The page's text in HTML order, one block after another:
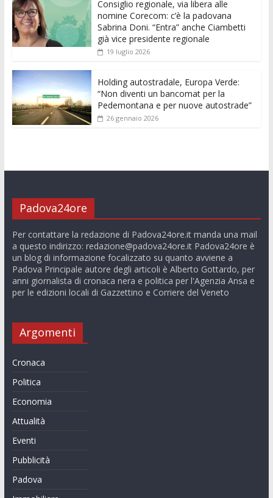
k p er
Consiglio regionale, via libera alle
nomine Corecom: c’è la padovana
Sabrina Doni. “Entra” anche Ciambetti
già vice presidente regionale
19 luglio 2026
Holding autostradale, Europa Verde:
“Non diventi un bancomat per la
Pedemontana e per nuove autostrade”
26 gennaio 2026
Padova24ore
Per contattare la redazione di Padova24ore.it manda una mail
a questo indirizzo: redazione@padova24ore.itPadova24ore è
un blog di informazione focalizzato su quanto avviene a
Padova Principale autore degli articoli è Alberto Gottardo, per
anni giornalista di cronaca nera e politica per l'Agenzia Ansa e
per le edizioni locali di Gazzettino e Corriere del Veneto
Argomenti
Cronaca
Politica
Economia
Attualità
Eventi
Pubblicità
Padova